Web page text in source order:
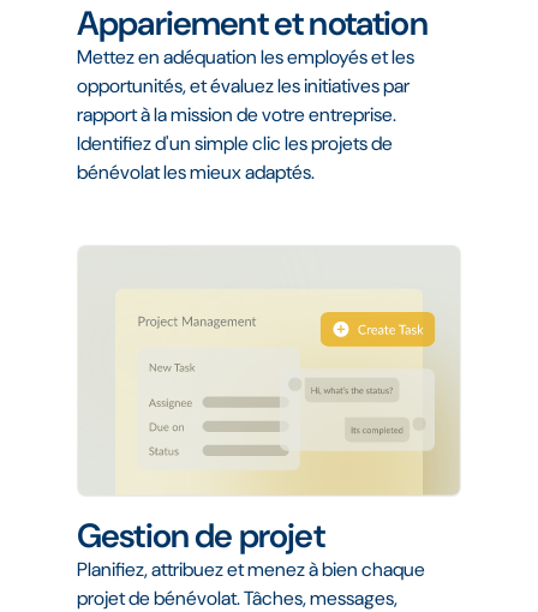
Appariement et notation
Mettez en adéquation les employés et les
opportunités, et évaluez les initiatives par
rapport à la mission de votre entreprise.
Identifiez d'un simple clic les projets de
bénévolat les mieux adaptés.
Gestion de projet
Planifiez, attribuez et menez à bien chaque
projet de bénévolat. Tâches, messages,